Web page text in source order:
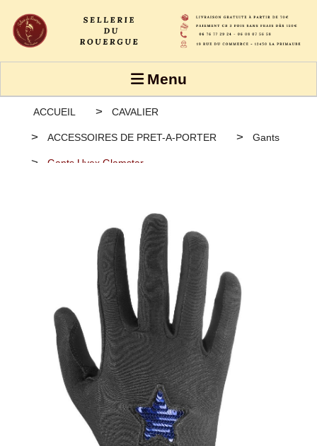
Menu
ACCUEIL CAVALIER
ACCESSOIRES DE PRET-A-PORTER Gants
Gants Uvex Glamstar